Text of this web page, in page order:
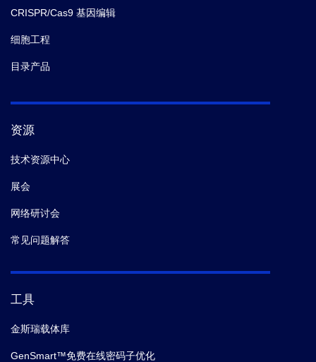
CRISPR/Cas9 基因编辑
细胞工程
目录产品
资源
技术资源中心
展会
网络研讨会
常见问题解答
工具
金斯瑞载体库
GenSmart™免费在线密码子优化